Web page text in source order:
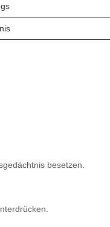
besetzen.